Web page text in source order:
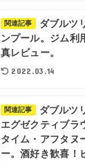
関連記事
ダブルツ
ンプール。ジム利
真レビュー。
2022.03.14
関連記事
ダブルツ
エグゼクティブラ
タイム・アフタヌ
ー。酒好き歓喜！